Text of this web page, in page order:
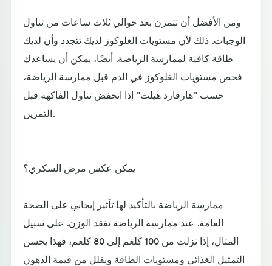
ومن الأفضل أن تتمرن بعد حوالي ثلاث ساعات من تناول
الوجبات. ذلك لأن مستويات الغلوكوز لديك تتجدد وأن لديك
طاقة كافية لممارسة الرياضة. أيضًا، يمكن أن يساعدك
فحص مستويات الغلوكوز في الدم قبل ممارسة الرياضة،
حسب "هارفارد هيلث" إذا انخفض تناول الفاكهة قبل
التمرين.
يمكن عكس مرض السكري؟
ممارسة الرياضة بالتأكيد لها تأثير إيجابي على الصحة
العامة. عند ممارسة الرياضة تفقد الوزن. على سبيل
المثال، إذا نزلت من 100 كلغم إلى 80 كلغم، فهذا يحسن
التمثيل الغذائي ومستويات الطاقة ويقلل من قيمة الدهون